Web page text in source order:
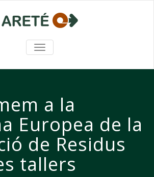
TOGGLE NAVIGATION
a la
Europea de la
de Residus
tallers